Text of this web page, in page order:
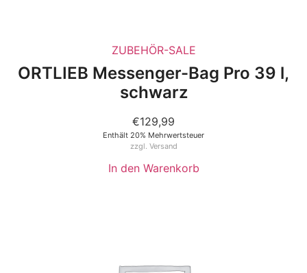
ZUBEHÖR-SALE
ORTLIEB Messenger-Bag Pro 39 l,
schwarz
€129,99
Enthält 20% Mehrwertsteuer
zzgl. Versand
In den Warenkorb